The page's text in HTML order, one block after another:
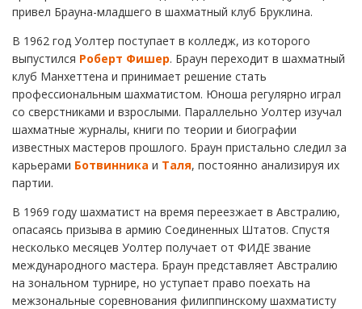
привел Брауна-младшего в шахматный клуб Бруклина.
В 1962 год Уолтер поступает в колледж, из которого
выпустился Роберт Фишер. Браун переходит в шахматный
клуб Манхеттена и принимает решение стать
профессиональным шахматистом. Юноша регулярно играл
со сверстниками и взрослыми. Параллельно Уолтер изучал
шахматные журналы, книги по теории и биографии
известных мастеров прошлого. Браун пристально следил за
карьерами Ботвинника и Таля, постоянно анализируя их
партии.
В 1969 году шахматист на время переезжает в Австралию,
опасаясь призыва в армию Соединенных Штатов. Спустя
несколько месяцев Уолтер получает от ФИДЕ звание
международного мастера. Браун представляет Австралию
на зональном турнире, но уступает право поехать на
межзональные соревнования филиппинскому шахматисту